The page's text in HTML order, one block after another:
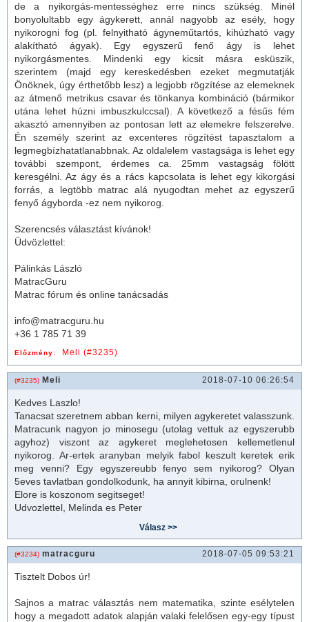
de a nyikorgás-mentességhez erre nincs szükség. Minél
bonyolultabb egy ágykerett, annál nagyobb az esély, hogy
nyikorogni fog (pl. felnyitható ágyneműtartós, kihúzható vagy
alakítható ágyak). Egy egyszerű fenő ágy is lehet
nyikorgásmentes. Mindenki egy kicsit másra esküszik,
szerintem (majd egy kereskedésben ezeket megmutatják
Önöknek, úgy érthetőbb lesz) a legjobb rögzítése az elemeknek
az átmenő metrikus csavar és tönkanya kombináció (bármikor
utána lehet húzni imbuszkulccsal). A következő a fésűs fém
akasztó amennyiben az pontosan lett az elemekre felszerelve.
Én személy szerint az excenteres rögzítést tapasztalom a
legmegbízhatatlanabbnak. Az oldalelem vastagsága is lehet egy
további szempont, érdemes ca. 25mm vastagság fölött
keresgélni. Az ágy és a rács kapcsolata is lehet egy kikorgási
forrás, a legtöbb matrac alá nyugodtan mehet az egyszerű
fenyő ágyborda -ez nem nyikorog.
Szerencsés választást kívánok!
Üdvözlettel:
Pálinkás László
MatracGuru
Matrac fórum és online tanácsadás
info@matracguru.hu
+36 1 785 71 39
Előzmény: Meli (#3235)
(#3235) Meli 2018-07-10 06:26:54
Kedves Laszlo!
Tanacsat szeretnem abban kerni, milyen agykeretet valasszunk.
Matracunk nagyon jo minosegu (utolag vettuk az egyszerubb
agyhoz) viszont az agykeret meglehetosen kellemetlenul
nyikorog. Ar-ertek aranyban melyik fabol keszult keretek erik
meg venni? Egy egyszereubb fenyo sem nyikorog? Olyan
5eves tavlatban gondolkodunk, ha annyit kibirna, orulnenk!
Elore is koszonom segitseget!
Udvozlettel, Melinda es Peter
(#3234) matracguru 2018-07-05 09:53:21
Tisztelt Dobos úr!
Sajnos a matracválasztás nem matematika, szinte esélytelen
hogy a megadott adatok alapján valaki felelősen egy-egy típust